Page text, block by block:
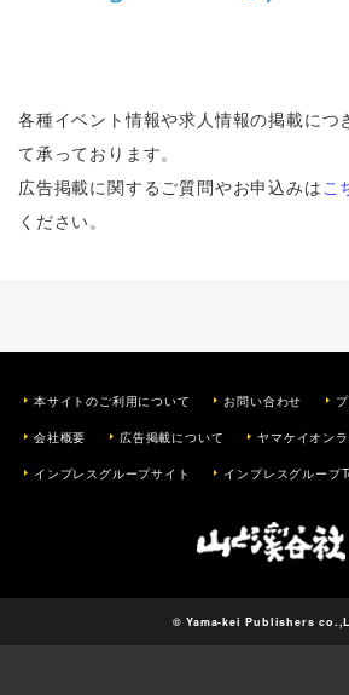
各種イベント情報や求人情報の掲載につ
て承っております。
広告掲載に関するご質問やお申込みはこ
ください。
本サイトのご利用について お問い合わせ
会社概要 広告掲載について ヤマケイオン
インプレスグループサイト インプレスグループ
© Yama-kei Publishers